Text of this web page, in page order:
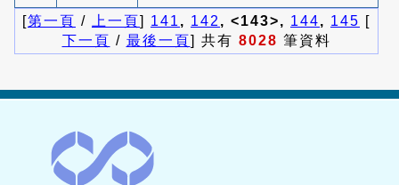
[第一頁 / 上一頁] 141 , 142 , <143>, 144, 145 [
下一頁 / 最後一頁] 共有 8028 筆資料